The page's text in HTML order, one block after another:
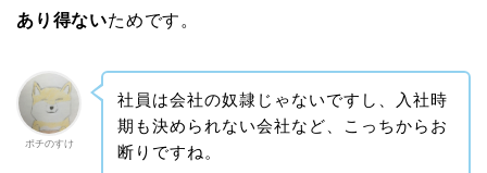
あり得ないためです。
ポチのすけ
社員は会社の奴隷じゃないですし、入社時
期も決められない会社など、こっちからお
断りですね。